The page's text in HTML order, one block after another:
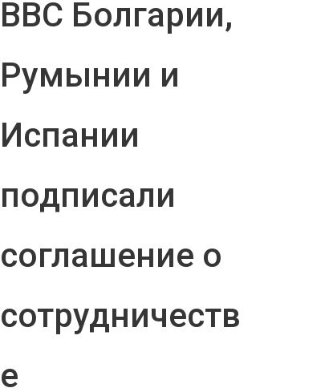
ВВС Болгарии,
Румынии и
Испании
подписали
соглашение о
сотрудничеств
е